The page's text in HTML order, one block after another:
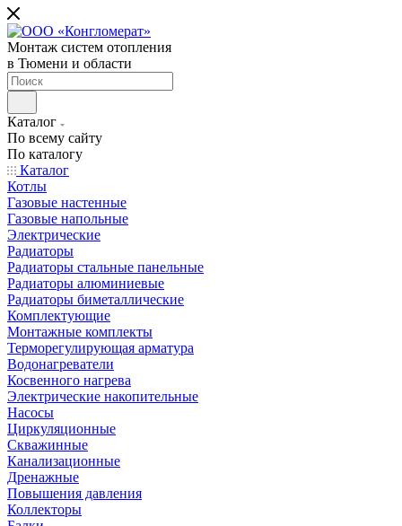
Монтаж систем отопления
в Тюмени и области
Каталог
По всему сайту
По каталогу
Каталог
Котлы
Газовые настенные
Газовые напольные
Электрические
Радиаторы
Радиаторы стальные панельные
Радиаторы алюминиевые
Радиаторы биметаллические
Комплектующие
Монтажные комплекты
Терморегулирующая арматура
Водонагреватели
Косвенного нагрева
Электрические накопительные
Насосы
Циркуляционные
Скважинные
Канализационные
Дренажные
Повышения давления
Коллекторы